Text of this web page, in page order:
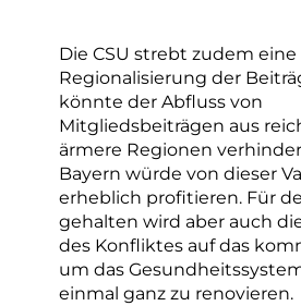
Die CSU strebt zudem eine
Regionalisierung der
könnte der Abfluss von
Mitgliedsbeiträgen aus
ärmere Regionen
Bayern würde von dieser
erheblich profitieren. Für
gehalten wird aber auch
des Konfliktes auf das
um das
einmal ganz zu renovieren.